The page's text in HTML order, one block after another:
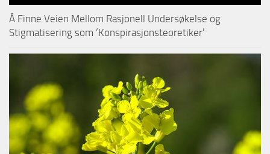
Å Finne Veien Mellom Rasjonell Undersøkelse og
Stigmatisering som ‘Konspirasjonsteoretiker’